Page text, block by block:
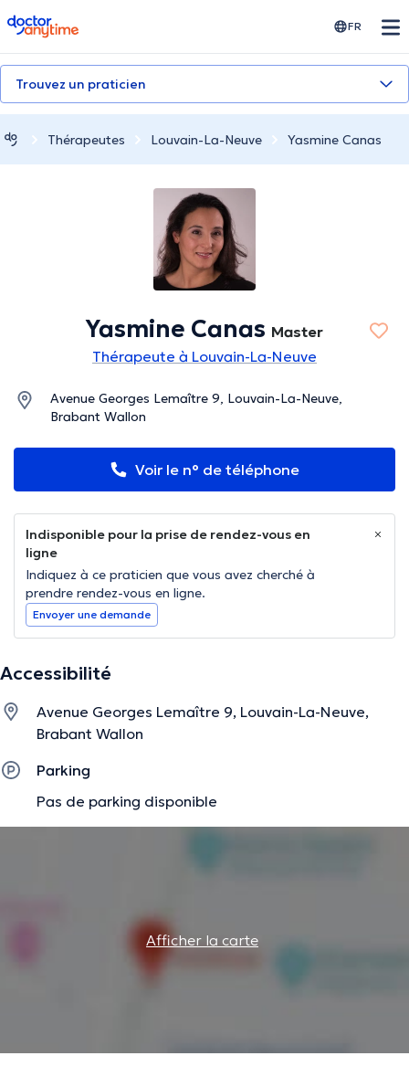
doctoranytime FR
Trouvez un praticien
Thérapeutes Louvain-La-Neuve Yasmine Canas
Yasmine Canas Master
Thérapeute à Louvain-La-Neuve
Avenue Georges Lemaître 9, Louvain-La-Neuve,
Brabant Wallon
Voir le n° de téléphone
Indisponible pour la prise de rendez-vous en
ligne
Indiquez à ce praticien que vous avez cherché à
prendre rendez-vous en ligne.
Envoyer une demande
Accessibilité
Avenue Georges Lemaître 9, Louvain-La-Neuve,
Brabant Wallon
Parking
Pas de parking disponible
Afficher la carte